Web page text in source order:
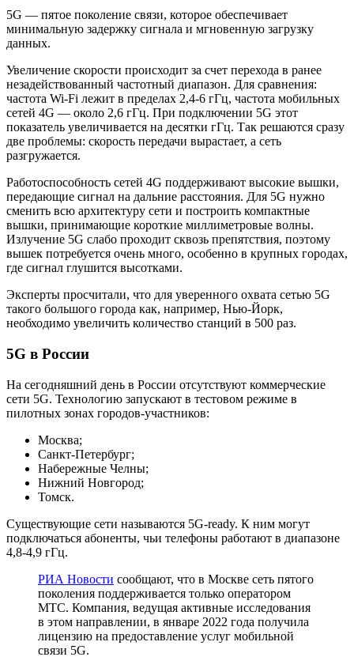
5G — пятое поколение связи, которое обеспечивает
минимальную задержку сигнала и мгновенную загрузку
данных.
Увеличение скорости происходит за счет перехода в ранее
незадействованный частотный диапазон. Для сравнения:
частота Wi-Fi лежит в пределах 2,4-6 гГц, частота мобильных
сетей 4G — около 2,6 гГц. При подключении 5G этот
показатель увеличивается на десятки гГц. Так решаются сразу
две проблемы: скорость передачи вырастает, а сеть
разгружается.
Работоспособность сетей 4G поддерживают высокие вышки,
передающие сигнал на дальние расстояния. Для 5G нужно
сменить всю архитектуру сети и построить компактные
вышки, принимающие короткие миллиметровые волны.
Излучение 5G слабо проходит сквозь препятствия, поэтому
вышек потребуется очень много, особенно в крупных городах,
где сигнал глушится высотками.
Эксперты просчитали, что для уверенного охвата сетью 5G
такого большого города как, например, Нью-Йорк,
необходимо увеличить количество станций в 500 раз.
5G в России
На сегодняшний день в России отсутствуют коммерческие
сети 5G. Технологию запускают в тестовом режиме в
пилотных зонах городов-участников:
Москва;
Санкт-Петербург;
Набережные Челны;
Нижний Новгород;
Томск.
Существующие сети называются 5G-ready. К ним могут
подключаться абоненты, чьи телефоны работают в диапазоне
4,8-4,9 гГц.
РИА Новости сообщают, что в Москве сеть пятого
поколения поддерживается только оператором
МТС. Компания, ведущая активные исследования
в этом направлении, в январе 2022 года получила
лицензию на предоставление услуг мобильной
связи 5G.